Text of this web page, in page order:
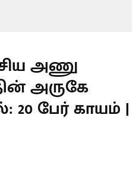
அணு
அருகே
20 பேர் காயம் |